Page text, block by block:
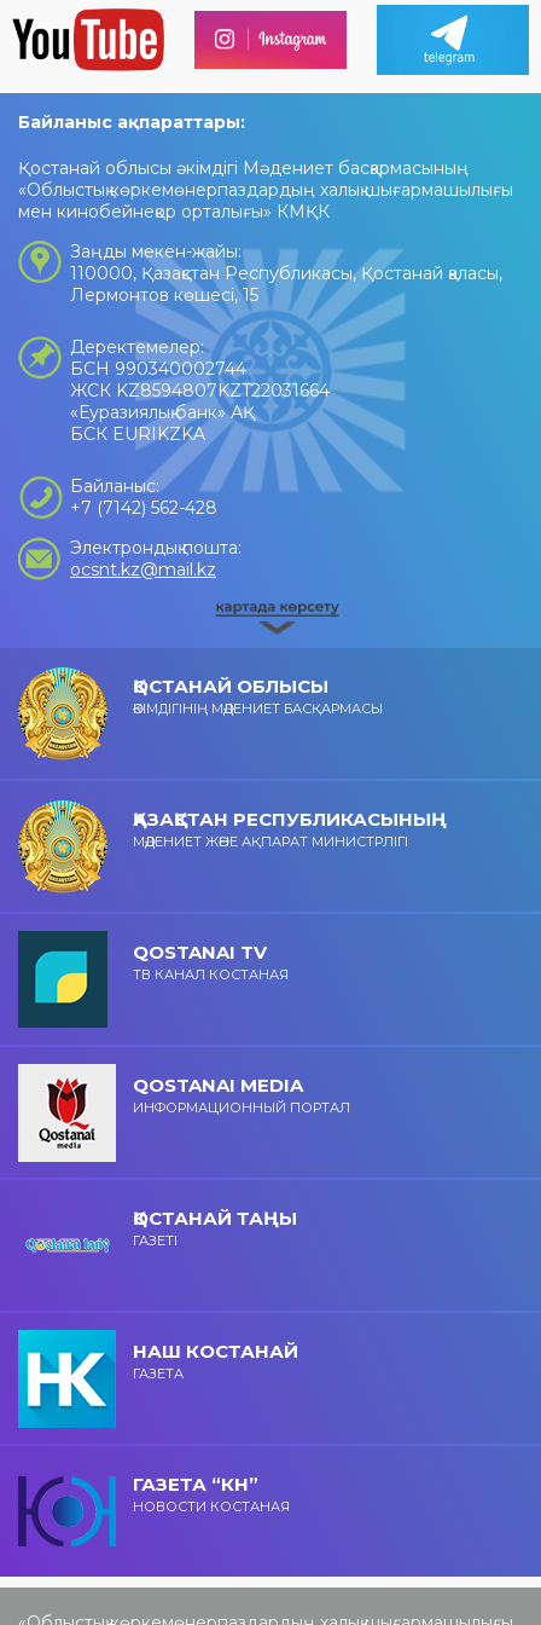
Байланыс ақпараттары:
Қостанай облысы әкімдігі Мәдениет басқармасының
«Облыстық көркемөнерпаздардың халық шығармашылығы
мен кинобейнеқор орталығы» КМҚК
Заңды мекен-жайы:
110000, Қазақстан Республикасы, Қостанай қаласы,
Лермонтов көшесі, 15
Деректемелер:
БСН 990340002744
ЖСК KZ8594807KZT22031664
«Еуразиялық банк» АҚ
БСК EURIKZKA
Байланыс:
+7 (7142) 562-428
Электрондық пошта:
ocsnt.kz@mail.kz
ҚОСТАНАЙ ОБЛЫСЫ
ӘКІМДІГІНІҢ МӘДЕНИЕТ БАСҚАРМАСЫ
ҚАЗАҚСТАН РЕСПУБЛИКАСЫНЫҢ
МӘДЕНИЕТ ЖӘНЕ АҚПАРАТ МИНИСТРЛІГІ
QOSTANAI TV
ТВ КАНАЛ КОСТАНАЯ
QOSTANAI MEDIA
ИНФОРМАЦИОННЫЙ ПОРТАЛ
ҚОСТАНАЙ ТАҢЫ
ГАЗЕТІ
НАШ КОСТАНАЙ
ГАЗЕТА
ГАЗЕТА “КН”
НОВОСТИ КОСТАНАЯ